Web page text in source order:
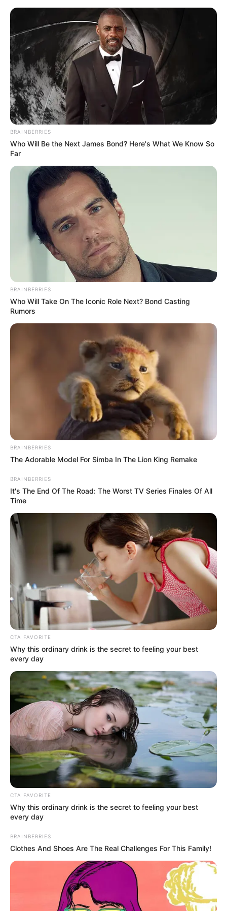
INSPIRASI
STYLE
FILM &
SERIES
NGAKAK
QUOTES
HYPE
MORE
2
fans love
VOTE
Tanggal Lahir:
14 Juni1997
Tempat Lahir:
Pacitan,Jawa Timur
Umur:
29 Tahun
Profesi:
Penyanyi
Edit
Rina Aditama adalah seorang penyanyi yang berasal dari Pacitan,
Ia populer sebagai seorang sinden yang namanya terkenal di
BRAINBERRIES
Who Will Be the Next James Bond? Here's What We Know So
Far
BRAINBERRIES
Who Will Take On The Iconic Role Next? Bond Casting
Rumors
BRAINBERRIES
The Adorable Model For Simba In The Lion King Remake
BRAINBERRIES
It's The End Of The Road: The Worst TV Series Finales Of All
Time
CTA FAVORITE
Why this ordinary drink is the secret to feeling your best
every day
CTA FAVORITE
Why this ordinary drink is the secret to feeling your best
every day
BRAINBERRIES
Clothes And Shoes Are The Real Challenges For This Family!